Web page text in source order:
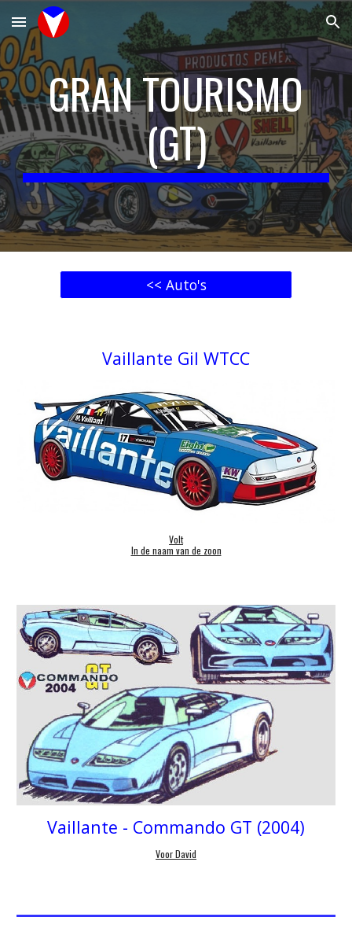
Skip to main content Skip to navigation
GRAN TOURISMO
(GT)
<< Auto's
Vaillante Gil WTCC
Volt
In de naam van de zoon
Vaillante - Commando GT (2004)
Voor David